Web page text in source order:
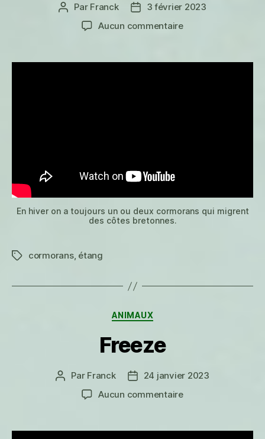
Auteur
l’article
Par Franck
Date3 février 2023
Aucun commentairesur
marrant
En hiver on a toujours un ou deux cormorans qui migrent
des côtes bretonnes.
Étiquettes
cormorans, étang
Catégories
ANIMAUX
Freeze
Auteur
l’article
Par Franck
Date24 janvier 2023
Aucun commentairesur